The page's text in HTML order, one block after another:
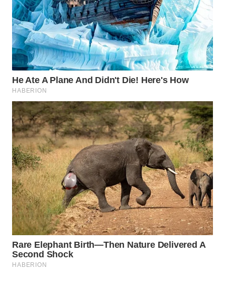
Wahana
Media
Group
WAHANA
NEWS
TANI
WAHANA
ADVOKAT
WAHANA
INFRASTRUKTUR
WAHANA
KONSUMEN
WAHANA
LISTRIK